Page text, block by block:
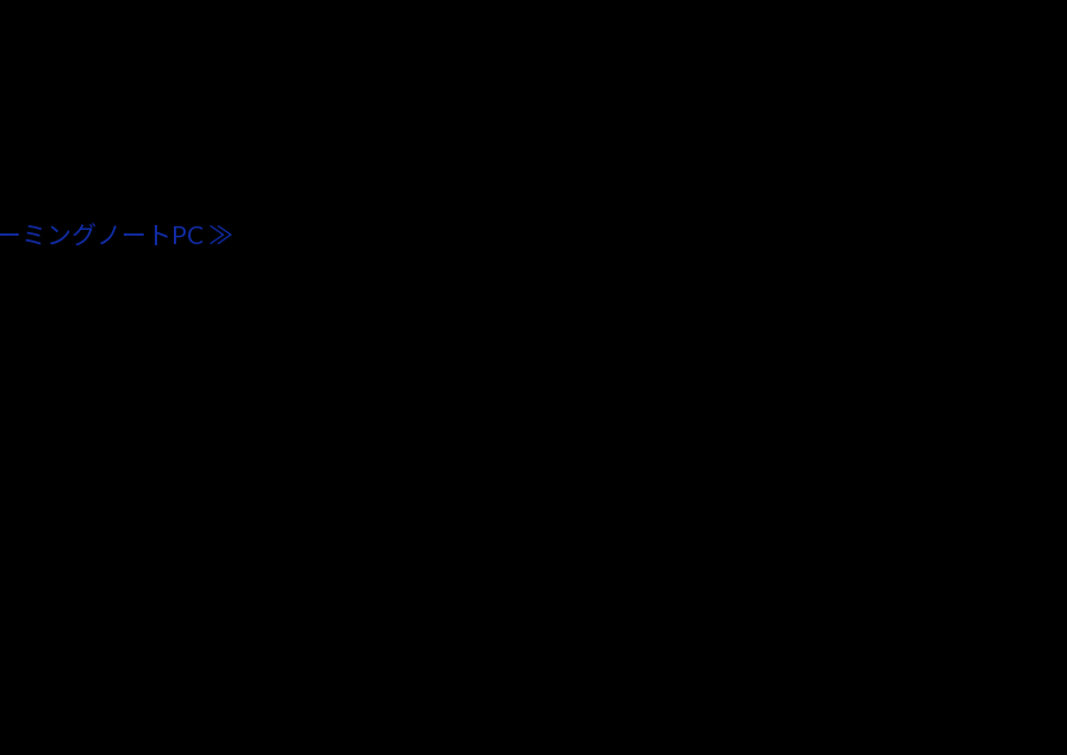
ミングノートPC ≫